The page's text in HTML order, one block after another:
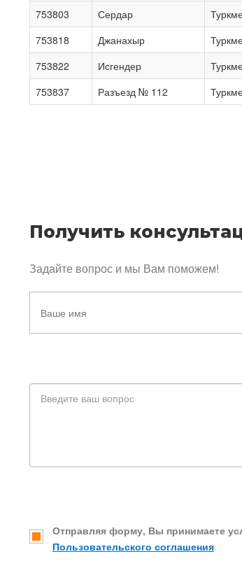
753803
Сердар
753818
Джанахыр
753822
Исгендер
753837
Разъезд № 112
Получить
Задайте вопрос и мы Вам поможем!
Отправляя форму, Вы принимаете
Пользовательского соглашения